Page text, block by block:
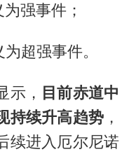
强事件；
超强事件。
示， 目前赤道中
持续升高趋势 ，
续进入厄尔尼诺